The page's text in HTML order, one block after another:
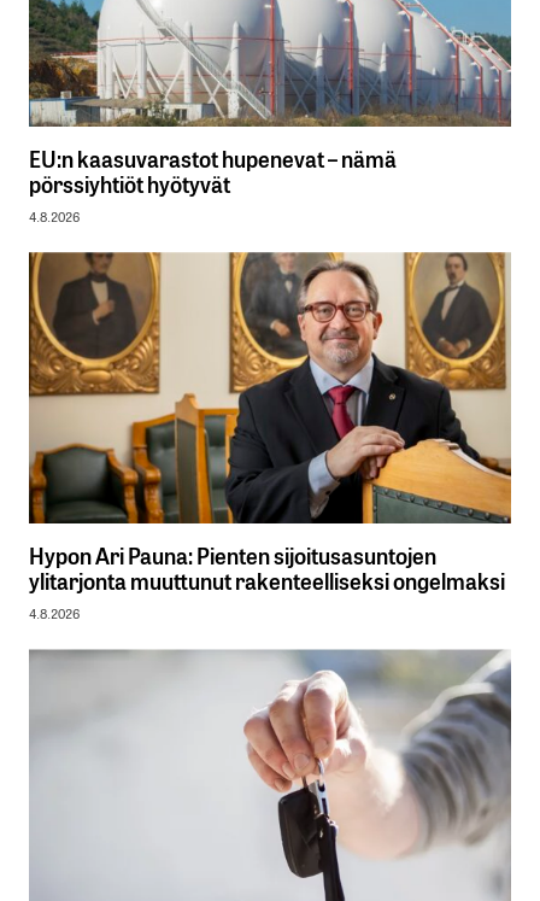
EU:n kaasuvarastot hupenevat – nämä
pörssiyhtiöt hyötyvät
4.8.2026
Hypon Ari Pauna: Pienten sijoitusasuntojen
ylitarjonta muuttunut rakenteelliseksi ongelmaksi
4.8.2026